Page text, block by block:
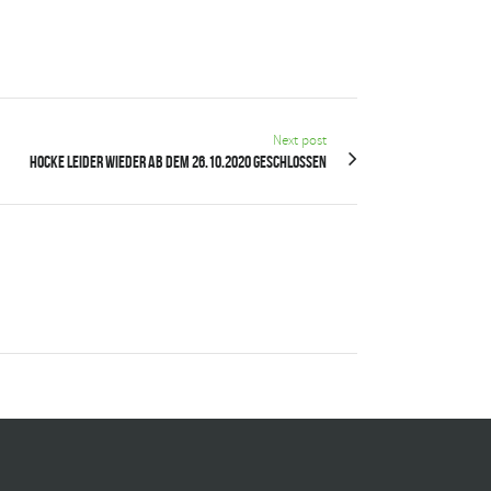
Next post
Hocke leider wieder ab dem 26.10.2020 geschlossen